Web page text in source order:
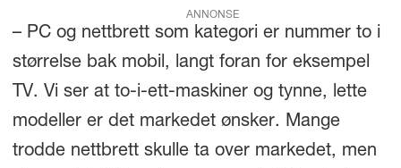
ANNONSE
– PC og nettbrett som kategori er nummer to i
størrelse bak mobil, langt foran for eksempel
TV. Vi ser at to-i-ett-maskiner og tynne, lette
modeller er det markedet ønsker. Mange
trodde nettbrett skulle ta over markedet, men